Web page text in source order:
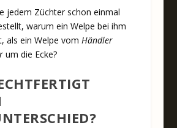
jedem Züchter schon einmal
warum ein Welpe bei ihm
als ein Welpe vom Händler
um die Ecke?